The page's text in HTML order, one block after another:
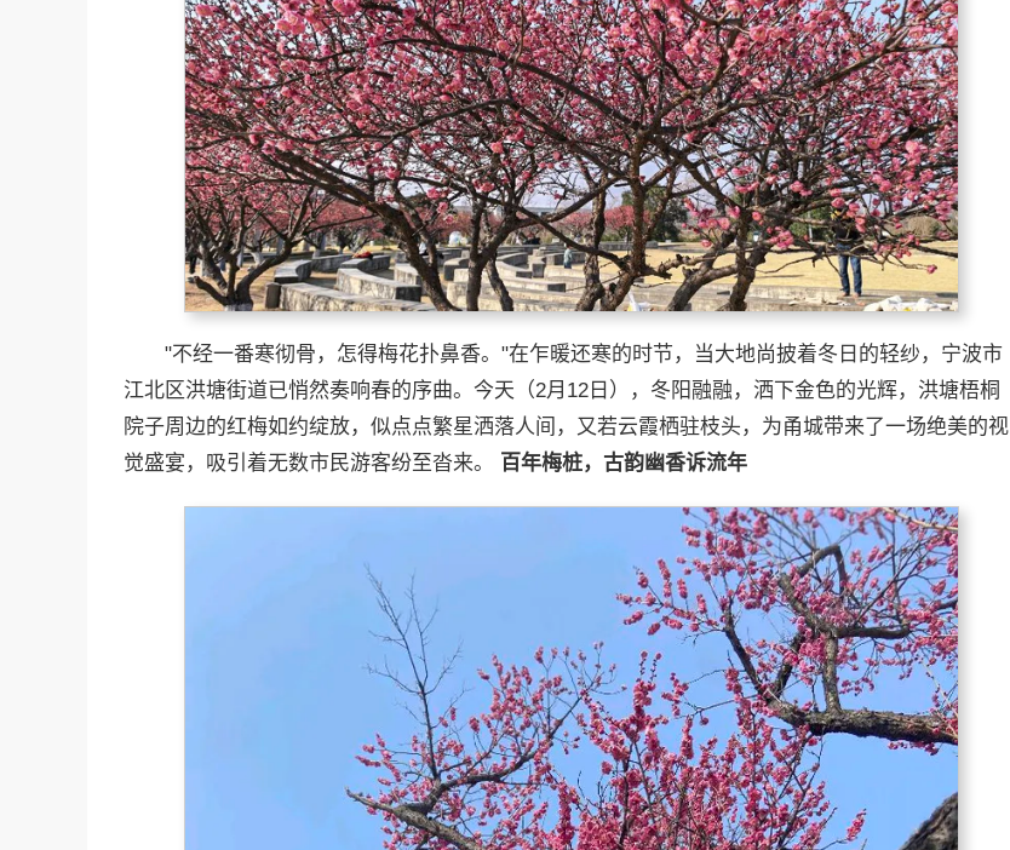
"不经一番寒彻骨，怎得梅花扑鼻香。"在乍暖还寒的时节，当大地尚披着冬日的轻纱，宁波市
江北区洪塘街道已悄然奏响春的序曲。今天（2月12日），冬阳融融，洒下金色的光辉，洪塘梧桐
院子周边的红梅如约绽放，似点点繁星洒落人间，又若云霞栖驻枝头，为甬城带来了一场绝美的视
觉盛宴，吸引着无数市民游客纷至沓来。 百年梅桩，古韵幽香诉流年